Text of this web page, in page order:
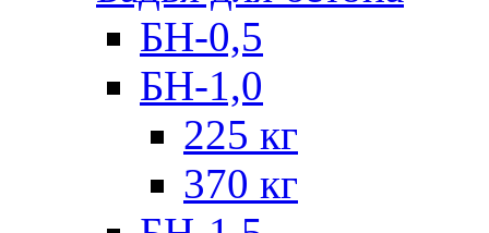
БН-0,5
БН-1,0
225 кг
370 кг